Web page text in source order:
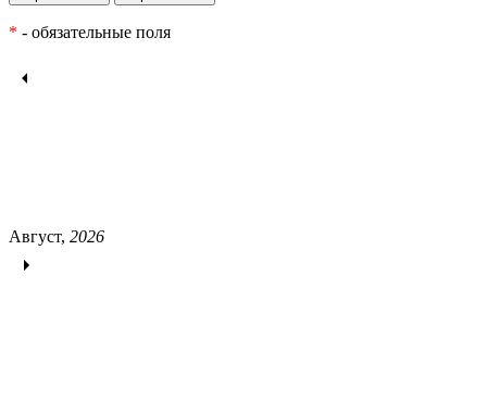
* - обязательные поля
Август, 2026